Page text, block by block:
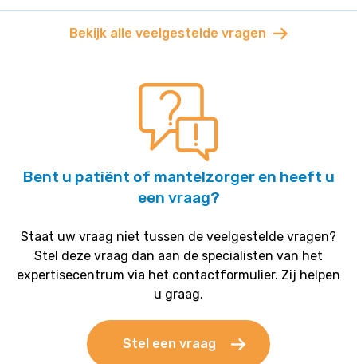
Bekijk alle veelgestelde vragen
Bent u patiënt of mantelzorger en heeft u
een vraag?
Staat uw vraag niet tussen de veelgestelde vragen?
Stel deze vraag dan aan de specialisten van het
expertisecentrum via het contactformulier. Zij helpen
u graag.
Stel een vraag